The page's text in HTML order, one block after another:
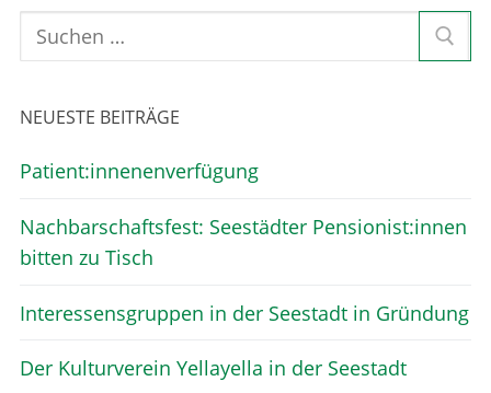
NEUESTE BEITRÄGE
Patient:innenenverfügung
Nachbarschaftsfest: Seestädter Pensionist:innen
bitten zu Tisch
Interessensgruppen in der Seestadt in Gründung
Der Kulturverein Yellayella in der Seestadt